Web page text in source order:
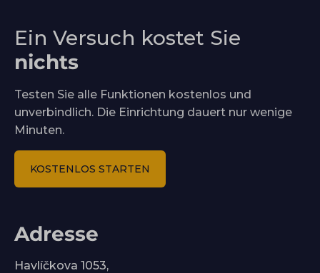
Ein Versuch kostet Sie
nichts
Testen Sie alle Funktionen kostenlos und
unverbindlich. Die Einrichtung dauert nur wenige
Minuten.
KOSTENLOS STARTEN
Adresse
Havlíčkova 1053,